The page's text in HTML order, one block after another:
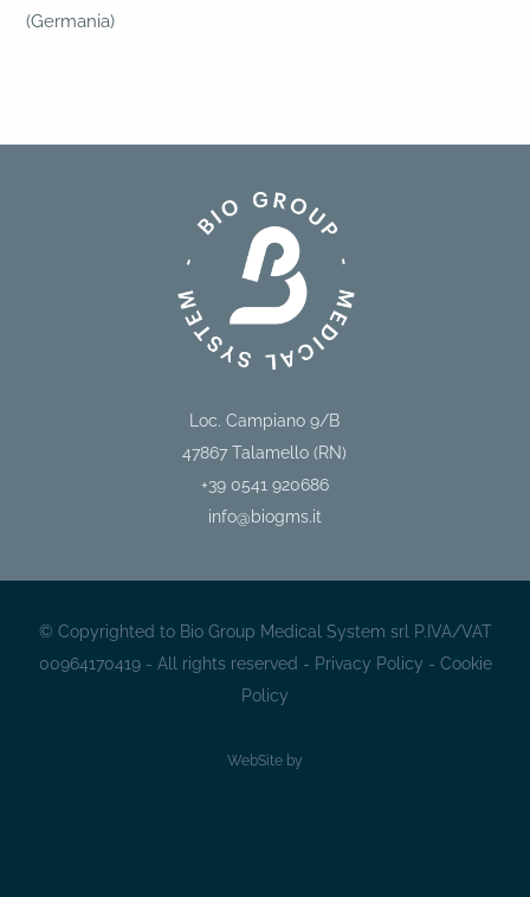
(Germania)
Loc. Campiano 9/B
47867 Talamello (RN)
+39 0541 920686
info@biogms.it
© Copyrighted to Bio Group Medical System srl P.IVA/VAT
00964170419 - All rights reserved - Privacy Policy - Cookie
Policy
WebSite by